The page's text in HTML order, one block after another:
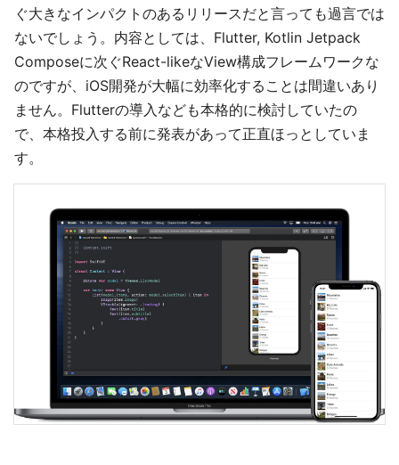
ぐ大きなインパクトのあるリリースだと言っても過言では
ないでしょう。内容としては、Flutter, Kotlin Jetpack
Composeに次ぐReact-likeなView構成フレームワークな
のですが、iOS開発が大幅に効率化することは間違いあり
ません。Flutterの導入なども本格的に検討していたの
で、本格投入する前に発表があって正直ほっとしていま
す。